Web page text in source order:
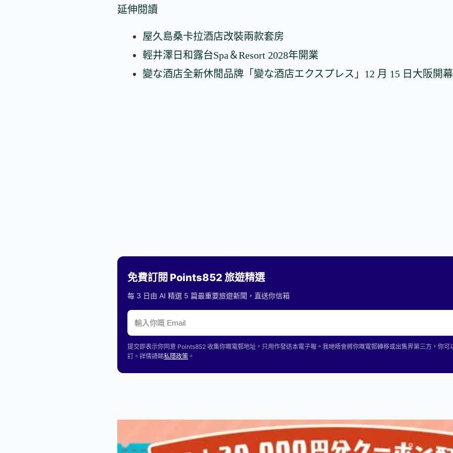
延伸閱讀
屋久島桑卡拉酒店改裝兩款套房
輕井澤日和露台Spa＆Resort 2028年開業
變な酒店全新休閒品牌「變な酒店エクスプレス」12 月 15 日大阪開
免費訂閱 Points852 旅遊精選
每 3 日由 AI 精選 5 篇最重要旅遊新聞，直送你信箱
提交即表示你同意 Points852 收集你嘅電郵地址，只用作發送本電子報。我哋唔會將你嘅電郵轉移或出售畀第三方，你
訂。詳情請睇私隱政策 。